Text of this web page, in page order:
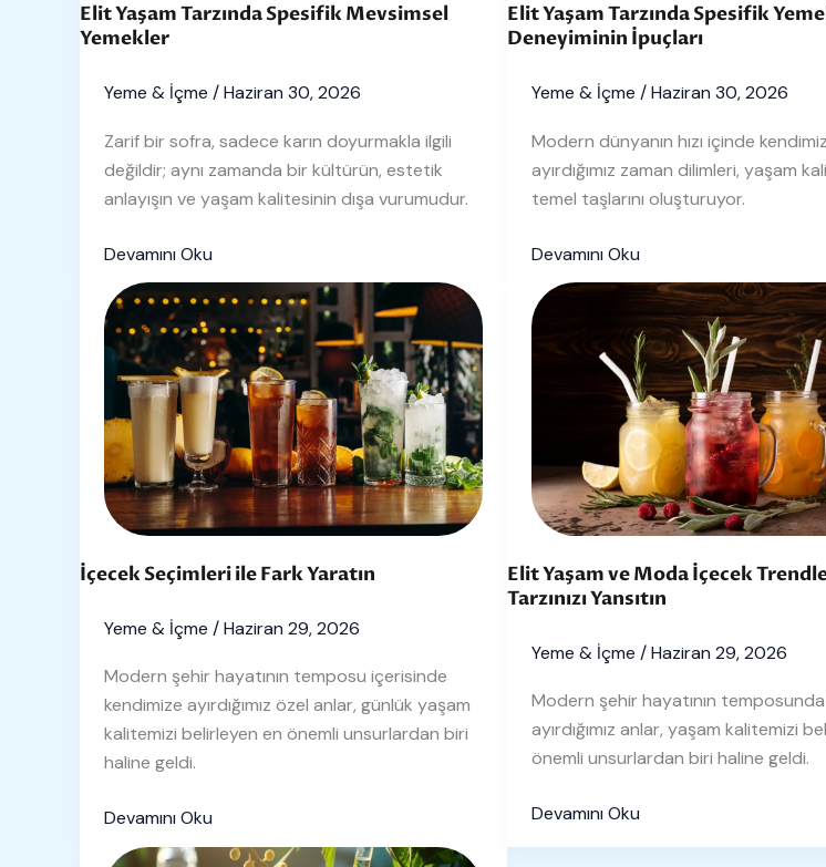
Elit Yaşam Tarzında Spesifik Mevsimsel
Yemekler
Yeme & İçme /Haziran 30, 2026
Zarif bir sofra, sadece karın doyurmakla ilgili
değildir; aynı zamanda bir kültürün, estetik
anlayışın ve yaşam kalitesinin dışa vurumudur.
Devamını Oku
Elit Yaşam Tarzında Spesifik
Deneyiminin İpuçları
Yeme & İçme /Haziran 30, 2026
Modern dünyanın hızı içinde
ayırdığımız zaman dilimleri, yaşam
temel taşlarını oluşturuyor.
Devamını Oku
İçecek Seçimleri ile Fark Yaratın
Yeme & İçme /Haziran 29, 2026
Modern şehir hayatının temposu içerisinde
kendimize ayırdığımız özel anlar, günlük yaşam
kalitemizi belirleyen en önemli unsurlardan biri
haline geldi.
İçecek
Seçimleri
ile
Fark
Yaratın
Devamını Oku
Elit Yaşam ve Moda İçecek
Tarzınızı Yansıtın
Yeme & İçme /Haziran 29, 2026
Modern şehir hayatının
ayırdığımız anlar, yaşam kalitemizi
önemli unsurlardan biri haline geldi.
Elit
Yaşam
ile
Tarzınızı
Yansıtın
Devamını Oku
Elit